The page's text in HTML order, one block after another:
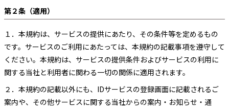
第２条（適用）
１． 本規約は、サービスの提供にあたり、その条件等を定めるもの
です。サービスのご利用にあたっては、本規約の記載事項を遵守して
ください。本規約は、サービスの提供条件およびサービスの利用に
関する当社と利用者に関わる一切の関係に適用されます。
２． 本規約の記載以外にも、IDサービスの登録画面に記載されるご
案内や、その他サービスに関する当社からの案内・お知らせ・通